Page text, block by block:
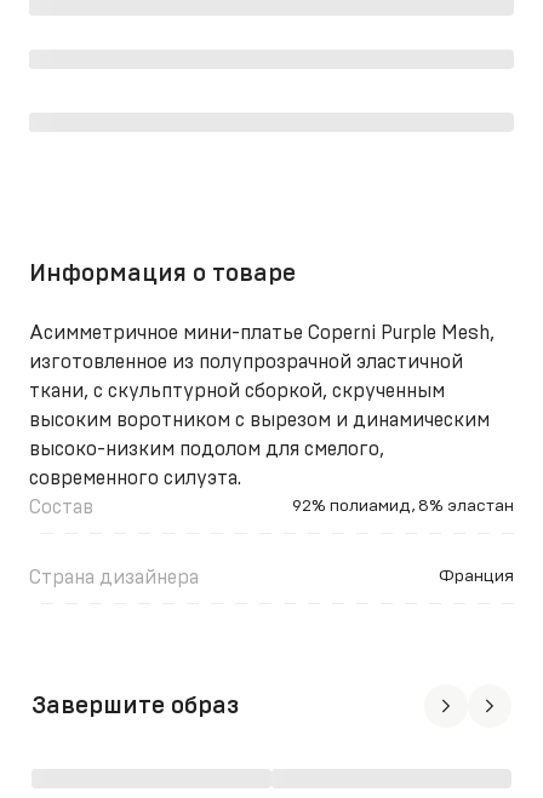
Информация о товаре
Асимметричное мини-платье Coperni Purple Mesh,
изготовленное из полупрозрачной эластичной
ткани, с скульптурной сборкой, скрученным
высоким воротником с вырезом и динамическим
высоко-низким подолом для смелого,
современного силуэта.
Состав
92% полиамид, 8% эластан
Страна дизайнера Франция
Завершите образ